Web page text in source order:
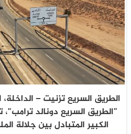
الطريق السريع تزنيت –
“الطريق السريع دونالد
الكبير المتبادل بين جلالة